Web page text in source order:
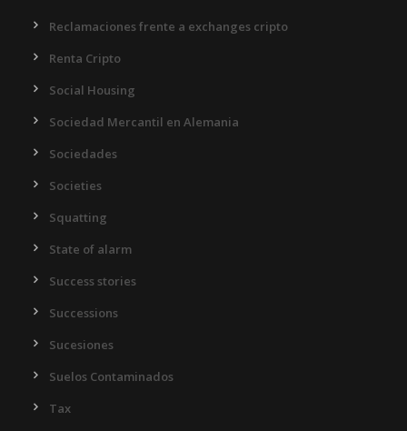
Reclamaciones frente a exchanges cripto
Renta Cripto
Social Housing
Sociedad Mercantil en Alemania
Sociedades
Societies
Squatting
State of alarm
Success stories
Successions
Sucesiones
Suelos Contaminados
Tax